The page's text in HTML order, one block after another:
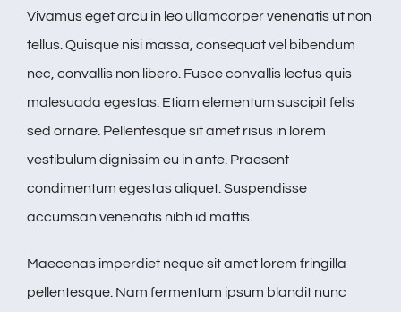
Vivamus eget arcu in leo ullamcorper venenatis ut non
tellus. Quisque nisi massa, consequat vel bibendum
nec, convallis non libero. Fusce convallis lectus quis
malesuada egestas. Etiam elementum suscipit felis
sed ornare. Pellentesque sit amet risus in lorem
vestibulum dignissim eu in ante. Praesent
condimentum egestas aliquet. Suspendisse
accumsan venenatis nibh id mattis.
Maecenas imperdiet neque sit amet lorem fringilla
pellentesque. Nam fermentum ipsum blandit nunc